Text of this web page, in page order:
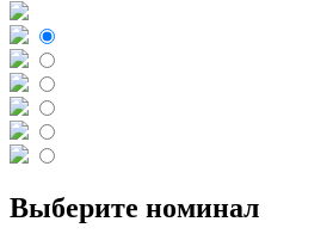
Выберите номинал